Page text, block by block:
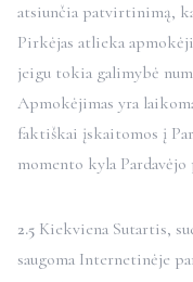
atsiunčia patvirtinimą,
Pirkėjas atlieka
jeigu tokia galimybė
Apmokėjimas yra
faktiškai įskaitomos į
momento kyla
2.5 Kiekviena Sutartis,
saugoma Internetinėje